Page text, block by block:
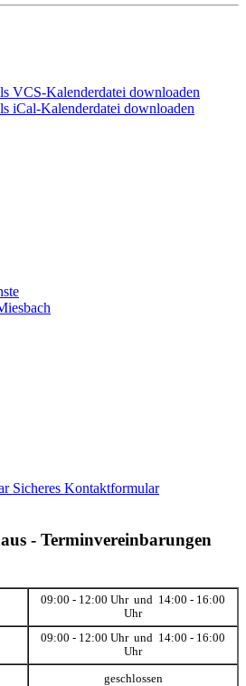
VCS-Kalenderdatei downloaden
iCal-Kalenderdatei downloaden
Sicheres Kontaktformular
- Terminvereinbarungen
09:00 - 12:00 Uhr und 14:00 - 16:00
Uhr
09:00 - 12:00 Uhr und 14:00 - 16:00
Uhr
geschlossen